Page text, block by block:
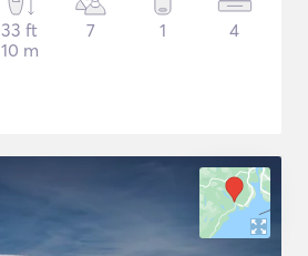
33 ft
10 m
7 1 4